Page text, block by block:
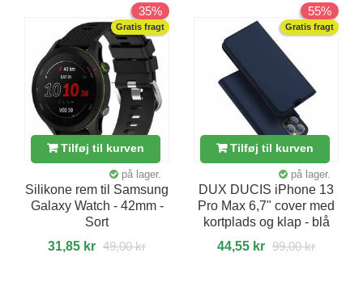
35%
Gratis fragt
Tilføj til kurven
på lager.
Silikone rem til Samsung
Galaxy Watch - 42mm -
Sort
31,85 kr 49,00 kr
55%
Gratis fragt
Tilføj til kurven
på lager.
DUX DUCIS iPhone 13
Pro Max 6,7" cover med
kortplads og klap - blå
44,55 kr 99,00 kr